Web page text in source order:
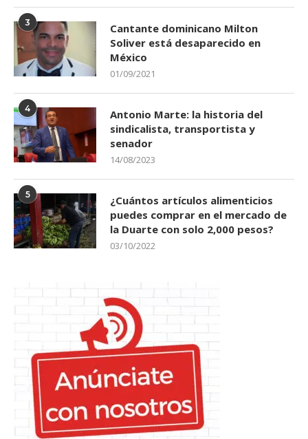
3
Cantante dominicano Milton
Soliver está desaparecido en
México
01/09/2021
4
Antonio Marte: la historia del
sindicalista, transportista y
senador
14/08/2023
5
¿Cuántos artículos alimenticios
puedes comprar en el mercado de
la Duarte con solo 2,000 pesos?
03/10/2022